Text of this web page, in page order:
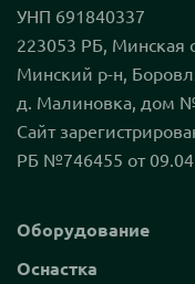
УНП 691840337
223053 РБ, Минская
Минский р-н,
д. Малиновка, дом
Сайт
РБ №746455 от
Оборудование
Оснастка